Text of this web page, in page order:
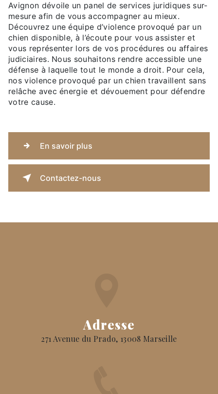
Avignon dévoile un panel de services juridiques sur-
mesure afin de vous accompagner au mieux.
Découvrez une équipe d’violence provoqué par un
chien disponible, à l’écoute pour vous assister et
vous représenter lors de vos procédures ou affaires
judiciaires. Nous souhaitons rendre accessible une
défense à laquelle tout le monde a droit. Pour cela,
nos violence provoqué par un chien travaillent sans
relâche avec énergie et dévouement pour défendre
votre cause.
En savoir plus
Contactez-nous
Adresse
271 Avenue du Prado, 13008 Marseille